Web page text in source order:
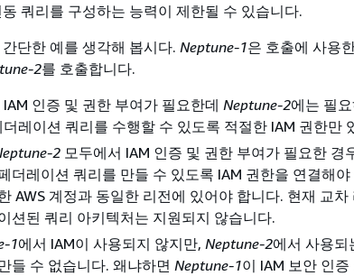
쿼리를 구성하는 능력이 제한될 수 있습니다.
단한 예를 생각해 봅시다. Neptune-1은 호출에 사용
2를 호출합니다.
IAM 인증 및 권한 부여가 필요한데 Neptune-2에는 필
더레이션 쿼리를 수행할 수 있도록 적절한 IAM 권한만
2 모두에서 IAM 인증 및 권한 부여가 필요한 경
더레이션 쿼리를 만들 수 있도록 IAM 권한을 연결해야
AWS 계정과 동일한 리전에 있어야 합니다. 현재 교
션된 쿼리 아키텍처는 지원되지 않습니다.
1에서 IAM이 사용되지 않지만, Neptune-2에서 사용되
들 수 없습니다. 왜냐하면 Neptune-1이 IAM 보안 인